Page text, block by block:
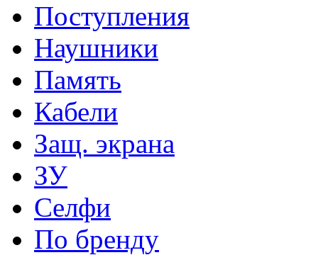
Поступления
Наушники
Память
Кабели
Защ. экрана
ЗУ
Селфи
По бренду